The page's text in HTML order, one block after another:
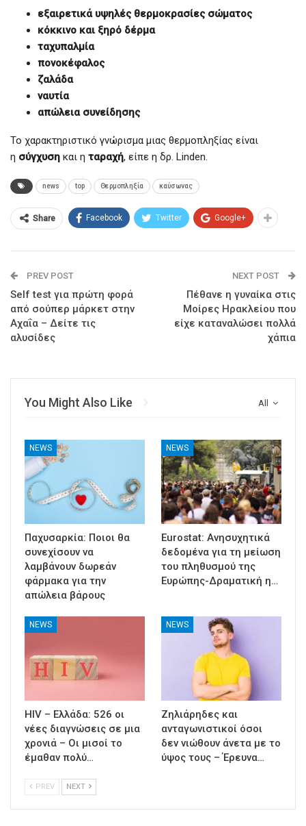
εξαιρετικά υψηλές θερμοκρασίες σώματος
κόκκινο και ξηρό δέρμα
ταχυπαλμία
πονοκέφαλος
ζαλάδα
ναυτία
απώλεια συνείδησης
Το χαρακτηριστικό γνώρισμα μιας θερμοπληξίας είναι
η σύγχυση και η ταραχή, είπε η δρ. Linden.
news top Θερμοπληξία καύσωνας
Share Facebook Twitter Google+
PREV POST
Self test για πρώτη φορά
από σούπερ μάρκετ στην
Αχαΐα – Δείτε τις
αλυσίδες
NEXT POST
Πέθανε η γυναίκα στις
Μοίρες Ηρακλείου που
είχε καταναλώσει πολλά
χάπια
All
You Might Also Like
NEWS
Παχυσαρκία: Ποιοι θα
συνεχίσουν να
λαμβάνουν δωρεάν
φάρμακα για την
απώλεια βάρους
NEWS
Eurostat: Ανησυχητικά
δεδομένα για τη μείωση
του πληθυσμού της
Ευρώπης-Δραματική η…
NEWS
HIV – Ελλάδα: 526 οι
νέες διαγνώσεις σε μια
χρονιά – Οι μισοί το
έμαθαν πολύ…
NEWS
Ζηλιάρηδες και
ανταγωνιστικοί όσοι
δεν νιώθουν άνετα με το
ύψος τους – Έρευνα…
PREV NEXT